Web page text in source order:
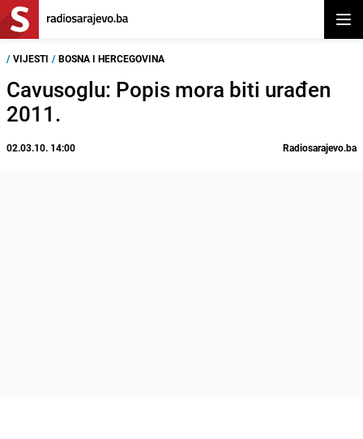
/ VIJESTI / BOSNA I HERCEGOVINA
Cavusoglu: Popis mora biti urađen
2011.
02.03.10. 14:00 Radiosarajevo.ba